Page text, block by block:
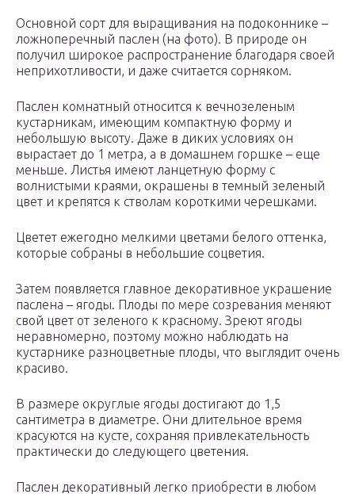
Основной сорт для выращивания на подоконнике –
ложноперечный паслен (на фото). В природе он
получил широкое распространение благодаря своей
неприхотливости, и даже считается сорняком.
Паслен комнатный относится к вечнозеленым
кустарникам, имеющим компактную форму и
небольшую высоту. Даже в диких условиях он
вырастает до 1 метра, а в домашнем горшке – еще
меньше. Листья имеют ланцетную форму с
волнистыми краями, окрашены в темный зеленый
цвет и крепятся к стволам короткими черешками.
Цветет ежегодно мелкими цветами белого оттенка,
которые собраны в небольшие соцветия.
Затем появляется главное декоративное украшение
паслена – ягоды. Плоды по мере созревания меняют
свой цвет от зеленого к красному. Зреют ягоды
неравномерно, поэтому можно наблюдать на
кустарнике разноцветные плоды, что выглядит очень
красиво.
В размере округлые ягоды достигают до 1,5
сантиметра в диаметре. Они длительное время
красуются на кусте, сохраняя привлекательность
практически до следующего цветения.
Паслен декоративный легко приобрести в любом